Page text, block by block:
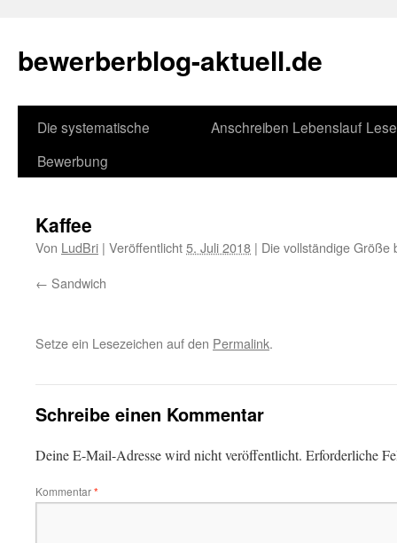
bewerberblog-aktuell.de
Die systematische
Bewerbung
Anschreiben Lebenslauf
Kaffee
Von LudBri | Veröffentlicht5. Juli 2018 | Die vollständige Größe
Sandwich
Setze ein Lesezeichen auf den Permalink.
Schreibe einen Kommentar
Deine E-Mail-Adresse wird nicht veröffentlicht. Erforderliche
Kommentar*